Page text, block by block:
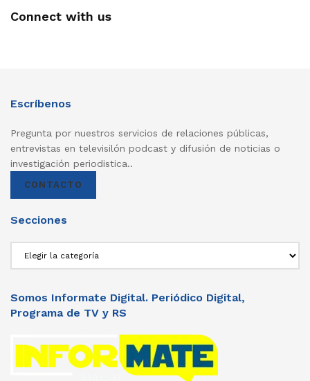
Connect with us
Escríbenos
Pregunta por nuestros servicios de relaciones públicas,
entrevistas en televisilón podcast y difusión de noticias o
investigación periodistica..
CONTACTO
Secciones
Somos Informate Digital. Periódico Digital,
Programa de TV y RS